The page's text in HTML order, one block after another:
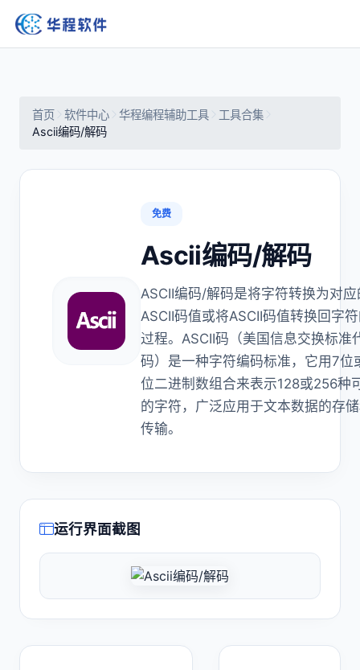
首页 软件中心 华程编程辅助工具
工具合集
Ascii编码/解码
免费
Ascii编码/解码
ASCII编码/解码是将字符转换为对应
ASCII码值或将ASCII码值转换回字
过程。ASCII码（美国信息交换标准
码）是一种字符编码标准，它用7位
位二进制数组合来表示128或256种
的字符，广泛应用于文本数据的存
传输。
运行界面截图